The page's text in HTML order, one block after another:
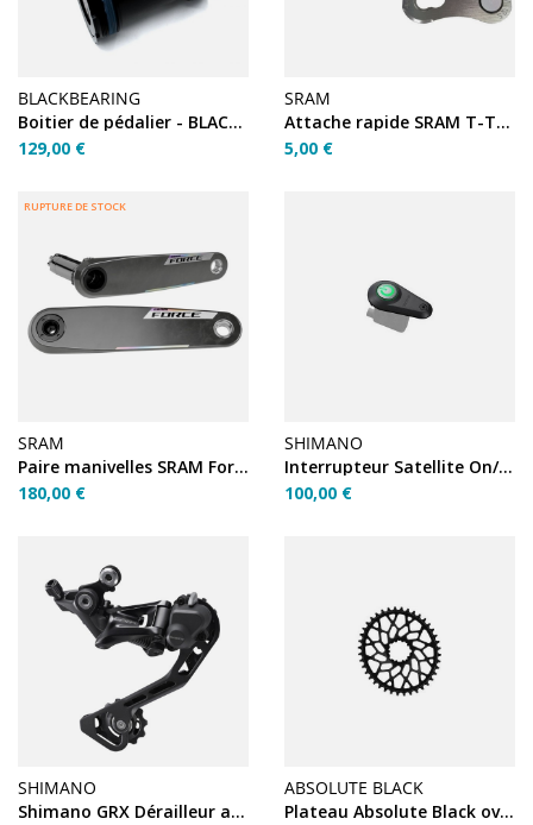
BLACKBEARING
Boitier de pédalier - BLACKBEARING - t47 - 86/92 - 30 - céra
129,00 €
SRAM
Attache rapide SRAM T-TYPE EAGLE 12V
5,00 €
RUPTURE DE STOCK
SRAM
Paire manivelles SRAM Force e1 dub 165mm
180,00 €
SHIMANO
Interrupteur Satellite On/Off – EW-SW300
100,00 €
SHIMANO
Shimano GRX Dérailleur arrière RD-RX400 10 vitesses
ABSOLUTE BLACK
Plateau Absolute Black ovale 42 dents SRAM 1x11